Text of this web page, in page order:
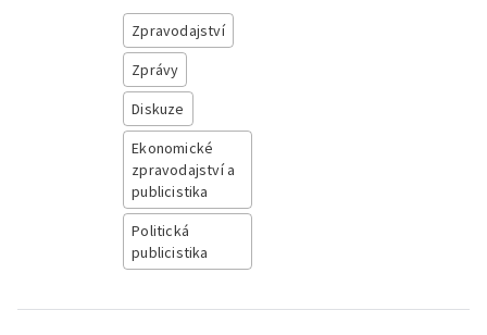
Zpravodajství
Zprávy
Diskuze
Ekonomické
zpravodajství a
publicistika
Politická
publicistika